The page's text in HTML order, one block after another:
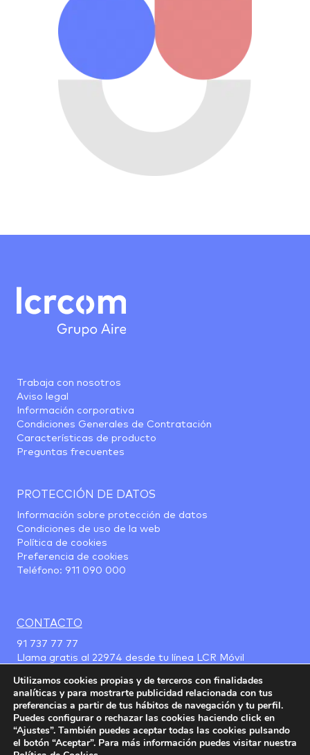
Trabaja con nosotros
Aviso legal
Información corporativa
Condiciones Generales de Contratación
Características de producto
Preguntas frecuentes
PROTECCIÓN DE DATOS
Información sobre protección de datos
Condiciones de uso de la web
Política de cookies
Preferencia de cookies
Teléfono: 911 090 000
CONTACTO
91 737 77 77
Llama gratis al 22974 desde tu línea LCR Móvil
Utilizamos cookies propias y de terceros con finalidades
analíticas y para mostrarte publicidad relacionada con tus
preferencias a partir de tus hábitos de navegación y tu perfil.
Puedes configurar o rechazar las cookies haciendo click en
“Ajustes”. También puedes aceptar todas las cookies pulsando
el botón “Aceptar”. Para más información puedes visitar nuestra